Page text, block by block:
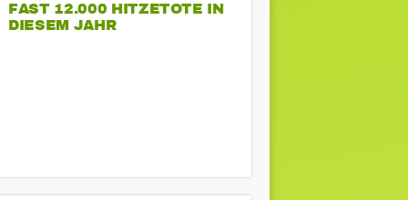
FAST 12.000 HITZETOTE IN
DIESEM JAHR